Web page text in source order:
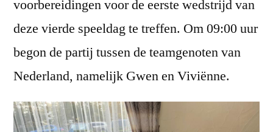
voorbereidingen voor de eerste wedstrijd van
deze vierde speeldag te treffen. Om 09:00 uur
begon de partij tussen de teamgenoten van
Nederland, namelijk Gwen en Viviënne.